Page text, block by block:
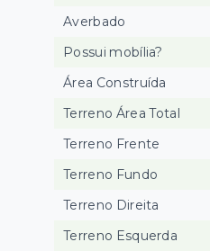
Averbado
Possui mobília?
Área Construída
Terreno Área Total
Terreno Frente
Terreno Fundo
Terreno Direita
Terreno Esquerda